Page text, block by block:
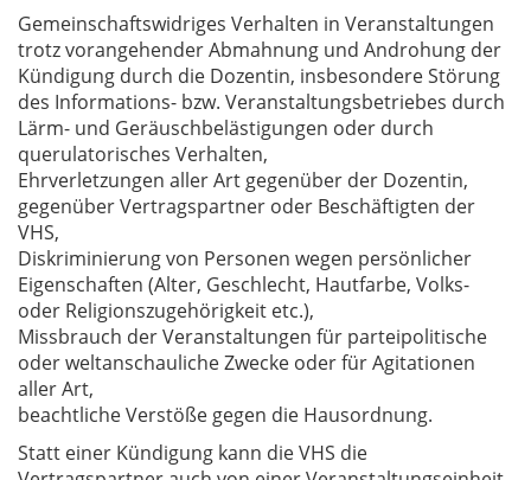
Gemeinschaftswidriges Verhalten in Veranstaltungen
trotz vorangehender Abmahnung und Androhung der
Kündigung durch die Dozentin, insbesondere Störung
des Informations- bzw. Veranstaltungsbetriebes durch
Lärm- und Geräuschbelästigungen oder durch
querulatorisches Verhalten,
Ehrverletzungen aller Art gegenüber der Dozentin,
gegenüber Vertragspartner oder Beschäftigten der
VHS,
Diskriminierung von Personen wegen persönlicher
Eigenschaften (Alter, Geschlecht, Hautfarbe, Volks-
oder Religionszugehörigkeit etc.),
Missbrauch der Veranstaltungen für parteipolitische
oder weltanschauliche Zwecke oder für Agitationen
aller Art,
beachtliche Verstöße gegen die Hausordnung.
Statt einer Kündigung kann die VHS die